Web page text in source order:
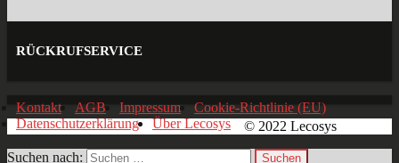
RÜCKRUFSERVICE
Kontakt AGB Impressum
Cookie-Richtlinie (EU)
Datenschutzerklärung
Über Lecosys © 2022 Lecosys
Suchen nach: